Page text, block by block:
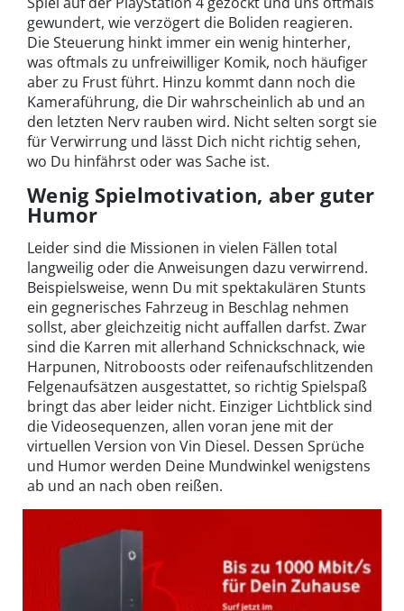
gewundert, wie verzögert die Boliden reagieren.
Die Steuerung hinkt immer ein wenig hinterher,
was oftmals zu unfreiwilliger Komik, noch häufiger
aber zu Frust führt. Hinzu kommt dann noch die
Kameraführung, die Dir wahrscheinlich ab und an
den letzten Nerv rauben wird. Nicht selten sorgt sie
für Verwirrung und lässt Dich nicht richtig sehen,
wo Du hinfährst oder was Sache ist.
Wenig Spielmotivation, aber guter
Humor
Leider sind die Missionen in vielen Fällen total
langweilig oder die Anweisungen dazu verwirrend.
Beispielsweise, wenn Du mit spektakulären Stunts
ein gegnerisches Fahrzeug in Beschlag nehmen
sollst, aber gleichzeitig nicht auffallen darfst. Zwar
sind die Karren mit allerhand Schnickschnack, wie
Harpunen, Nitroboosts oder reifenaufschlitzenden
Felgenaufsätzen ausgestattet, so richtig Spielspaß
bringt das aber leider nicht. Einziger Lichtblick sind
die Videosequenzen, allen voran jene mit der
virtuellen Version von Vin Diesel. Dessen Sprüche
und Humor werden Deine Mundwinkel wenigstens
ab und an nach oben reißen.